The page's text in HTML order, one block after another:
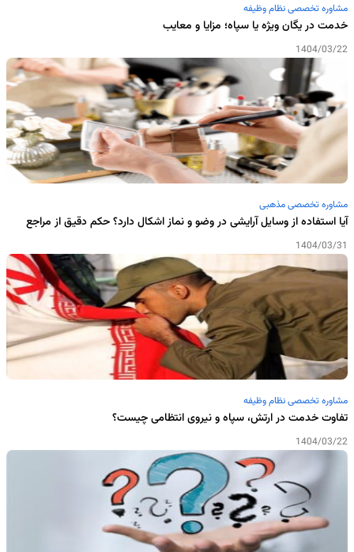
مشاوره تخصصی نظام وظیفه
خدمت در یگان ویژه یا سپاه؛ مزایا و معایب
1404/03/22
مشاوره تخصصی مذهبی
آیا استفاده از وسایل آرایشی در وضو و نماز اشکال دارد؟ حکم دقیق از مراجع
1404/03/31
مشاوره تخصصی نظام وظیفه
تفاوت خدمت در ارتش، سپاه و نیروی انتظامی چیست؟
1404/03/22